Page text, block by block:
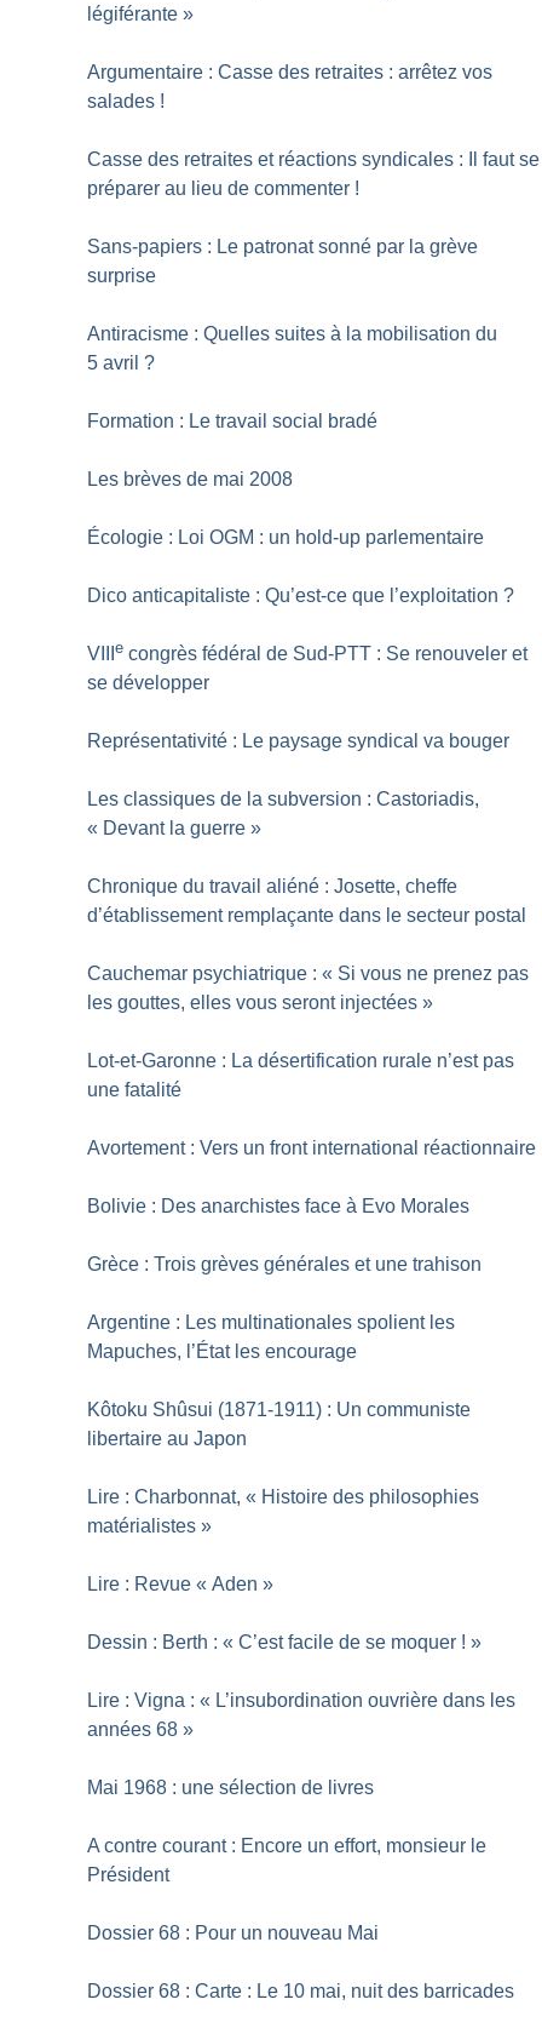
légiférante »
Argumentaire : Casse des retraites : arrêtez vos
salades !
Casse des retraites et réactions syndicales : Il faut se
préparer au lieu de commenter !
Sans-papiers : Le patronat sonné par la grève
surprise
Antiracisme : Quelles suites à la mobilisation du
5 avril ?
Formation : Le travail social bradé
Les brèves de mai 2008
Écologie : Loi OGM : un hold-up parlementaire
Dico anticapitaliste : Qu’est-ce que l’exploitation ?
VIIIe congrès fédéral de Sud-PTT : Se renouveler et
se développer
Représentativité : Le paysage syndical va bouger
Les classiques de la subversion : Castoriadis,
« Devant la guerre »
Chronique du travail aliéné : Josette, cheffe
d’établissement remplaçante dans le secteur postal
Cauchemar psychiatrique : « Si vous ne prenez pas
les gouttes, elles vous seront injectées »
Lot-et-Garonne : La désertification rurale n’est pas
une fatalité
Avortement : Vers un front international réactionnaire
Bolivie : Des anarchistes face à Evo Morales
Grèce : Trois grèves générales et une trahison
Argentine : Les multinationales spolient les
Mapuches, l’État les encourage
Kôtoku Shûsui (1871-1911) : Un communiste
libertaire au Japon
Lire : Charbonnat, « Histoire des philosophies
matérialistes »
Lire : Revue « Aden »
Dessin : Berth : « C’est facile de se moquer ! »
Lire : Vigna : « L’insubordination ouvrière dans les
années 68 »
Mai 1968 : une sélection de livres
A contre courant : Encore un effort, monsieur le
Président
Dossier 68 : Pour un nouveau Mai
Dossier 68 : Carte : Le 10 mai, nuit des barricades